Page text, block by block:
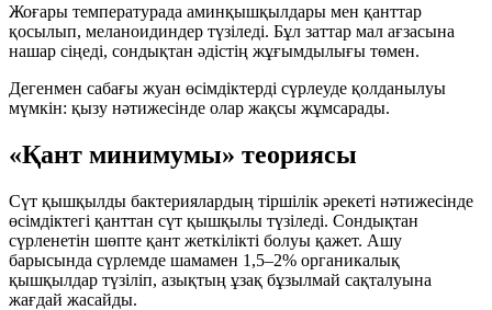
Жоғары температурада аминқышқылдары мен қанттар
қосылып, меланоидиндер түзіледі. Бұл заттар мал ағзасына
нашар сіңеді, сондықтан әдістің жұғымдылығы төмен.
Дегенмен сабағы жуан өсімдіктерді сүрлеуде қолданылуы
мүмкін: қызу нәтижесінде олар жақсы жұмсарады.
«Қант минимумы» теориясы
Сүт қышқылды бактериялардың тіршілік әрекеті нәтижесінде
өсімдіктегі қанттан сүт қышқылы түзіледі. Сондықтан
сүрленетін шөпте қант жеткілікті болуы қажет. Ашу
барысында сүрлемде шамамен 1,5–2% органикалық
қышқылдар түзіліп, азықтың ұзақ бұзылмай сақталуына
жағдай жасайды.